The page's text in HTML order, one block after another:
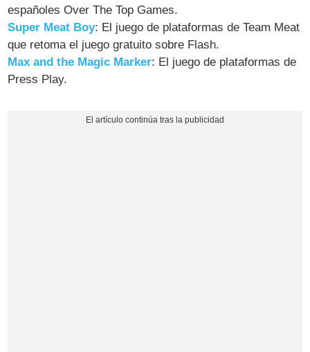
españoles Over The Top Games.
Super Meat Boy: El juego de plataformas de Team Meat
que retoma el juego gratuito sobre Flash.
Max and the Magic Marker: El juego de plataformas de
Press Play.